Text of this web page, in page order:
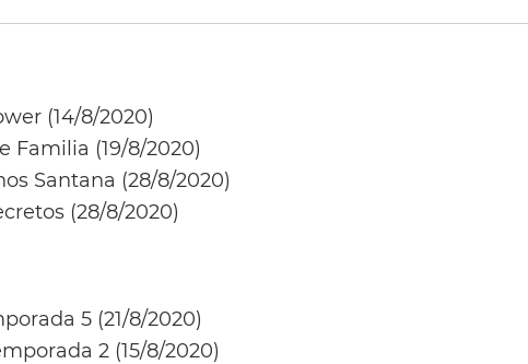
(14/8/2020)
Familia (19/8/2020)
Santana (28/8/2020)
(28/8/2020)
5 (21/8/2020)
2 (15/8/2020)